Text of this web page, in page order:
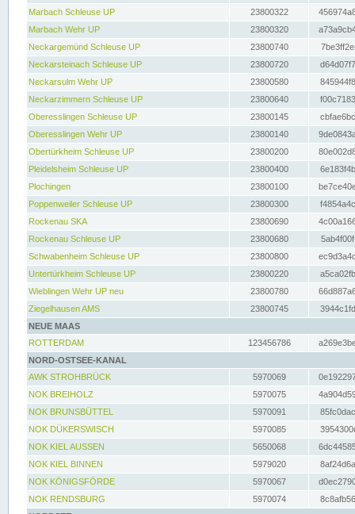
Marbach Schleuse UP
23800322
Marbach Wehr UP
23800320
Neckargemünd Schleuse UP
23800740
Neckarsteinach Schleuse UP
23800720
Neckarsulm Wehr UP
23800580
Neckarzimmern Schleuse UP
23800640
Oberesslingen Schleuse UP
23800145
Oberesslingen Wehr UP
23800140
Obertürkheim Schleuse UP
23800200
Pleidelsheim Schleuse UP
23800400
Plochingen
23800100
Poppenweiler Schleuse UP
23800300
Rockenau SKA
23800690
Rockenau Schleuse UP
23800680
Schwabenheim Schleuse UP
23800800
Untertürkheim Schleuse UP
23800220
Wieblingen Wehr UP neu
23800780
Ziegelhausen AMS
23800745
NEUE MAAS
ROTTERDAM
123456786
NORD-OSTSEE-KANAL
AWK STROHBRÜCK
5970069
NOK BREIHOLZ
5970075
NOK BRUNSBÜTTEL
5970091
NOK DÜKERSWISCH
5970085
NOK KIEL AUSSEN
5650068
NOK KIEL BINNEN
5979020
NOK KÖNIGSFÖRDE
5970067
NOK RENDSBURG
5970074